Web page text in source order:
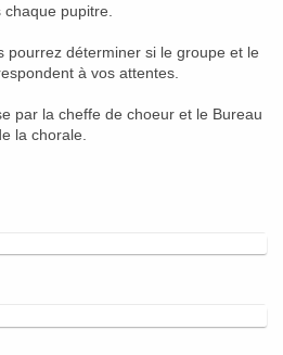
chaque pupitre.
pourrez déterminer si le groupe et le
à vos attentes.
par la cheffe de choeur et le Bureau
la chorale.